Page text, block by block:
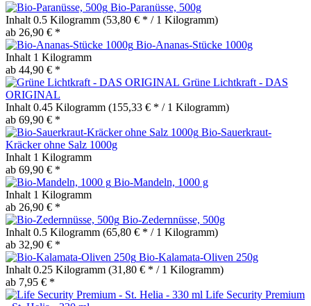
Bio-Paranüsse, 500g
Inhalt 0.5 Kilogramm (53,80 € * / 1 Kilogramm)
ab 26,90 € *
Bio-Ananas-Stücke 1000g
Inhalt 1 Kilogramm
ab 44,90 € *
Grüne Lichtkraft - DAS
ORIGINAL
Inhalt 0.45 Kilogramm (155,33 € * / 1 Kilogramm)
ab 69,90 € *
Bio-Sauerkraut-
Kräcker ohne Salz 1000g
Inhalt 1 Kilogramm
ab 69,90 € *
Bio-Mandeln, 1000 g
Inhalt 1 Kilogramm
ab 26,90 € *
Bio-Zedernnüsse, 500g
Inhalt 0.5 Kilogramm (65,80 € * / 1 Kilogramm)
ab 32,90 € *
Bio-Kalamata-Oliven 250g
Inhalt 0.25 Kilogramm (31,80 € * / 1 Kilogramm)
ab 7,95 € *
Life Security Premium